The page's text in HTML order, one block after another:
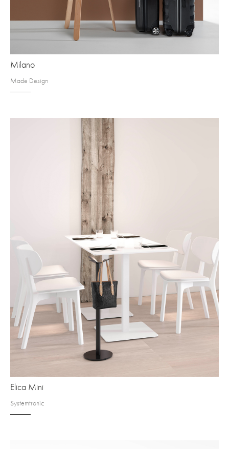
Milano
Made Design
Elica Mini
Systemtronic